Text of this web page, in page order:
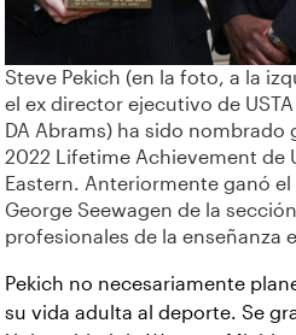
Steve Pekich (en la foto, a la
el ex director ejecutivo de
DA Abrams) ha sido nombrado
2022 Lifetime Achievement de
Eastern. Anteriormente ganó
George Seewagen de la
profesionales de la enseñanza
Pekich no necesariamente
su vida adulta al deporte. Se